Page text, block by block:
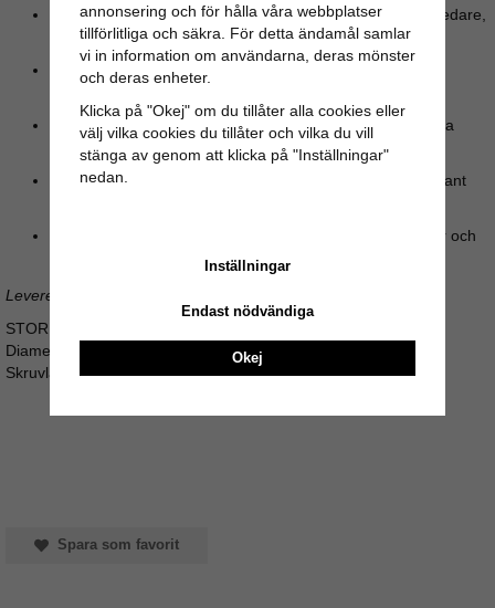
Design:Skandinavisk och stram formgivning med en bredare,
platt framsida och en greppvänlig midja.
Material: Gedigen metall med en högkvalitativ, polerad
Elegant, modern och mångsidig – passar till de flesta
stilar och färger.
Greppvänlig:
Knoppens utformning med en markerad kant
Idealisk för köksluckor, garderober, byråer och
Levereras komplett med passande monteringsskruv.
STORLEK:
Diameter: 3cm / Längd: ca 4cm
Skruvlängd ca 3,5cm (M4)
Spara som favorit
annonsering och för hålla våra webbplatser
tillförlitliga och säkra. För detta ändamål samlar
vi in information om användarna, deras mönster
och deras enheter.
Klicka på "Okej" om du tillåter alla cookies eller
välj vilka cookies du tillåter och vilka du vill
stänga av genom att klicka på "Inställningar"
nedan.
Inställningar
Endast nödvändiga
Okej